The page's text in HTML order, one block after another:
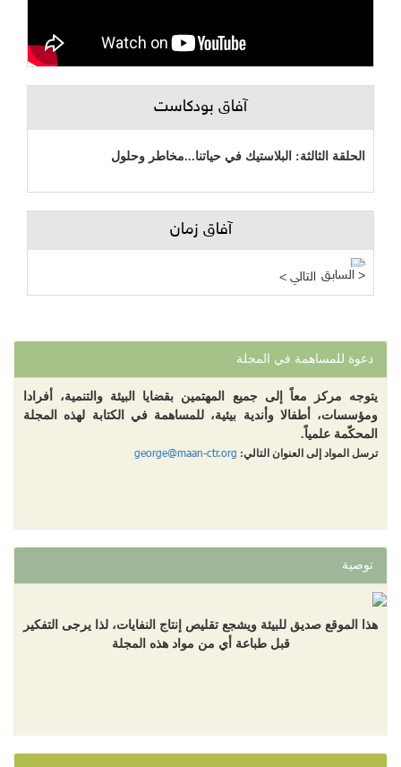
آفاق بودكاست
الحلقة الثالثة: البلاستيك في حياتنا...مخاطر وحلول
آفاق زمان
دراسة: "التنمية" بالتمويل الأجنبي وهم أم حقيقة؟
< التالي السابق >
دعوة للمساهمة في المجلة
يتوجه مركز معاً إلى جميع المهتمين بقضايا البيئة والتنمية، أفرادا
ومؤسسات، أطفالا وأندية بيئية، للمساهمة في الكتابة لهذه المجلة
المحكّمة علمياً.
ترسل المواد إلى العنوان التالي: george@maan-ctr.org
توصية
هذا الموقع صديق للبيئة ويشجع تقليص إنتاج النفايات، لذا يرجى التفكير
قبل طباعة أي من مواد هذه المجلة